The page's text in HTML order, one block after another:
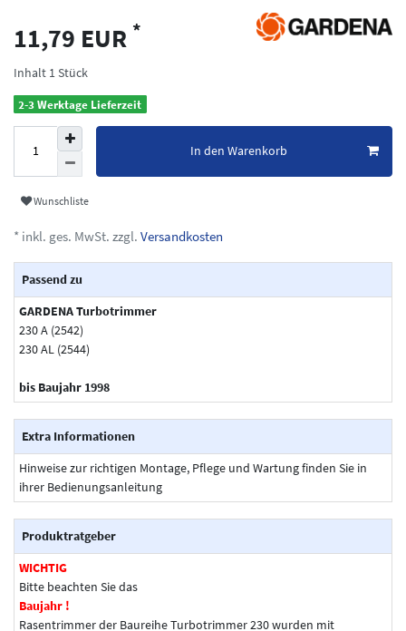
11,79 EUR *
Inhalt 1 Stück
2-3 Werktage Lieferzeit
In den Warenkorb
Wunschliste
* inkl. ges. MwSt. zzgl. Versandkosten
Passend zu
GARDENA Turbotrimmer
230 A (2542)
230 AL (2544)
bis Baujahr 1998
Extra Informationen
Hinweise zur richtigen Montage, Pflege und Wartung finden Sie in
ihrer Bedienungsanleitung
Produktratgeber
WICHTIG
Bitte beachten Sie das
Baujahr !
Rasentrimmer der Baureihe Turbotrimmer 230 wurden mit